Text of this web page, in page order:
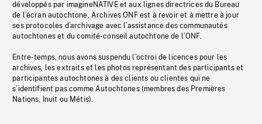
développés par imagineNATIVE et aux lignes directrices du Bureau
de l’écran autochtone, Archives ONF est à revoir et à mettre à jour
ses protocoles d’archivage avec l’assistance des communautés
autochtones et du comité-conseil autochtone de l’ONF.
Entre-temps, nous avons suspendu l’octroi de licences pour les
archives, les extraits et les photos représentant des participants et
participantes autochtones à des clients ou clientes qui ne
s’identifient pas comme Autochtones (membres des Premières
Nations, Inuit ou Métis).